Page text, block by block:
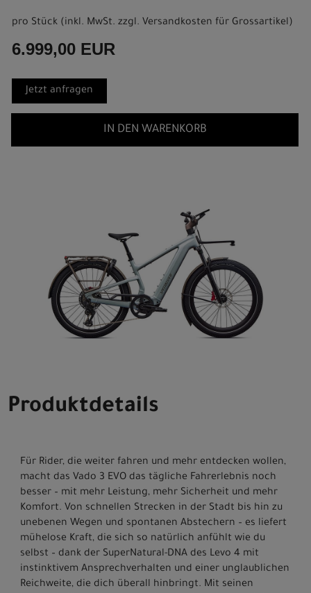
pro Stück (inkl. MwSt. zzgl. Versandkosten für Grossartikel)
6.999,00 EUR
Jetzt anfragen
IN DEN WARENKORB
Produktdetails
Für Rider, die weiter fahren und mehr entdecken wollen,
macht das Vado 3 EVO das tägliche Fahrerlebnis noch
besser – mit mehr Leistung, mehr Sicherheit und mehr
Komfort. Von schnellen Strecken in der Stadt bis hin zu
unebenen Wegen und spontanen Abstechern – es liefert
mühelose Kraft, die sich so natürlich anfühlt wie du
selbst – dank der SuperNatural-DNA des Levo 4 mit
instinktivem Ansprechverhalten und einer unglaublichen
Reichweite, die dich überall hinbringt. Mit seinen